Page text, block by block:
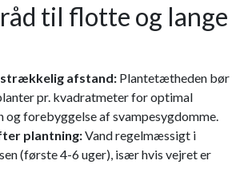
til flotte og lange
afstand: Plantetætheden bør
pr. kvadratmeter for optimal
forebyggelse af svampesygdomme.
plantning:Vand regelmæssigt i
(første 4-6 uger), især hvis vejret er